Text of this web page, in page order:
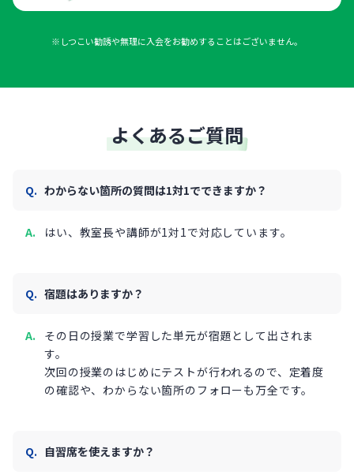
※しつこい勧誘や無理に入会をお勧めすることはございません。
よくあるご質問
わからない箇所の質問は1対1でできますか？
はい、教室長や講師が1対1で対応しています。
宿題はありますか？
その日の授業で学習した単元が宿題として出されま
す。
次回の授業のはじめにテストが行われるので、定着度
の確認や、わからない箇所のフォローも万全です。
自習席を使えますか？